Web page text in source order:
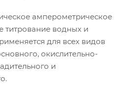
амперометрическое
титрование водных и
для всех видов
окислительно-
и